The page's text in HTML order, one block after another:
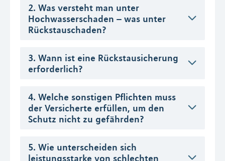
2. Was versteht man unter
Hochwasserschaden – was unter
Rückstauschaden?
3. Wann ist eine Rückstausicherung
erforderlich?
4. Welche sonstigen Pflichten muss
der Versicherte erfüllen, um den
Schutz nicht zu gefährden?
5. Wie unterscheiden sich
leistungsstarke von schlechten